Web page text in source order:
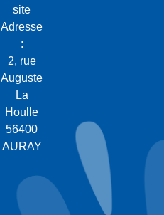
site
Adresse
:
2, rue
Auguste
La
Houlle
56400
AURAY